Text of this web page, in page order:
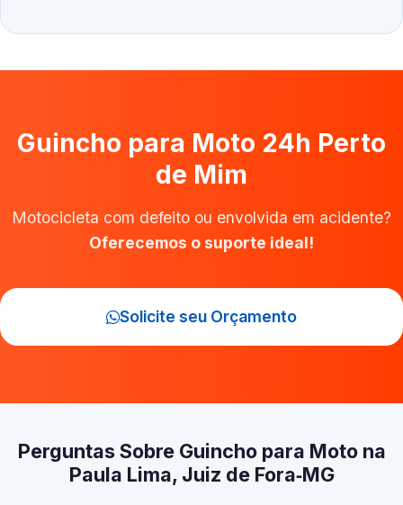
Guincho para Moto 24h Perto
de Mim
Motocicleta com defeito ou envolvida em acidente?
Oferecemos o suporte ideal!
Solicite seu Orçamento
Perguntas Sobre Guincho para Moto na
Paula Lima, Juiz de Fora‑MG